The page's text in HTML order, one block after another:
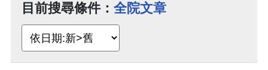
目前搜尋條件： 全院文章